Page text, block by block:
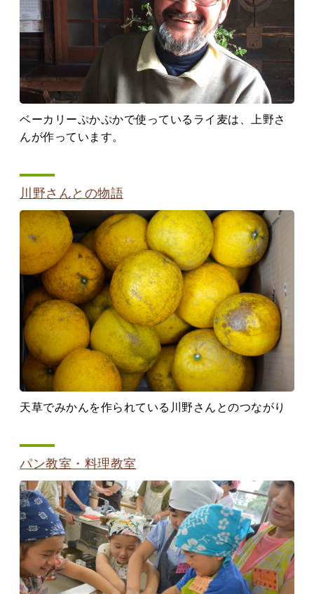
ベーカリーぷかぷかで使っているライ麦は、上野さ
んが作っています。
川野さんとの物語
天草でみかんを作られている川野さんとのつながり
パン教室・料理教室